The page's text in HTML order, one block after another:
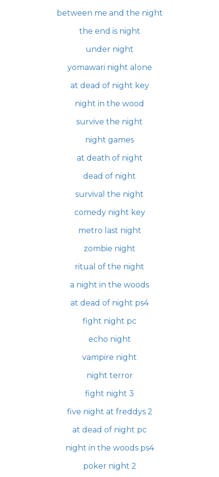
between me and the night
the end is night
under night
yomawari night alone
at dead of night key
night in the wood
survive the night
night games
at death of night
dead of night
survival the night
comedy night key
metro last night
zombie night
ritual of the night
a night in the woods
at dead of night ps4
fight night pc
echo night
vampire night
night terror
fight night 3
five night at freddys 2
at dead of night pc
night in the woods ps4
poker night 2